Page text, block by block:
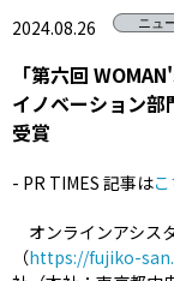
2024.08.26 ニュ
「第六回
イノベーション
受賞
- PR TIMES 記事は
オンラインアシス
（https://fujiko-